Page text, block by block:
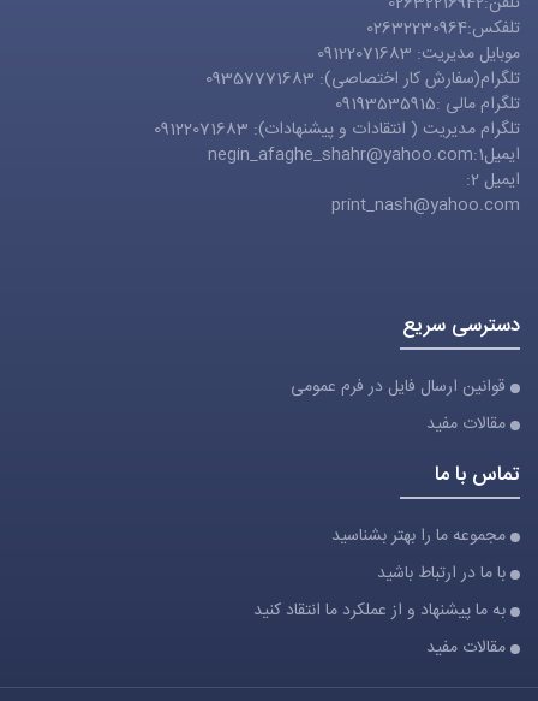
تلفکس:02632230964
موبایل مدیریت: 09122071683
تلگرام(سفارش کار اختصاصی): 09357771683
تلگرام مالی :09193535915
تلگرام مدیریت ( انتقادات و پیشنهادات): 09122071683
ایمیل1: negin_afaghe_shahr@yahoo.com
ایمیل 2:
print_nash@yahoo.com
دسترسی سریع
قوانین ارسال فایل در فرم عمومی
مقالات مفید
تماس با ما
مجموعه ما را بهتر بشناسید
با ما در ارتباط باشید
به ما پیشنهاد و از عملکرد ما انتقاد کنید
مقالات مفید